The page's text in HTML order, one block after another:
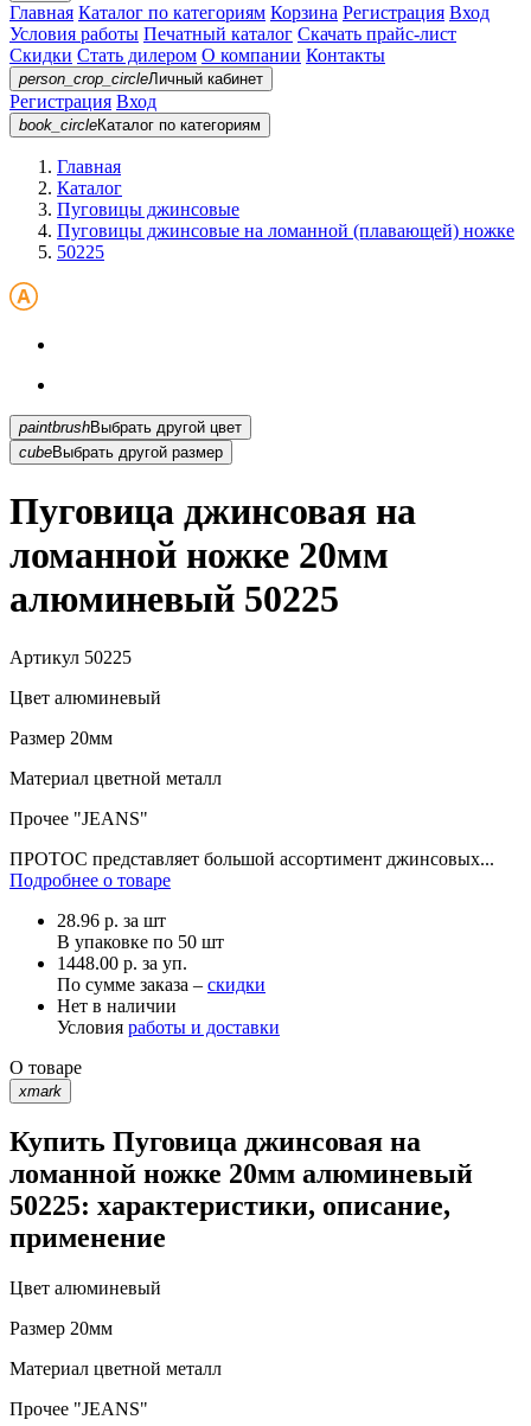
Главная Каталог по категориям Корзина Регистрация Вход
Условия работы Печатный каталог Скачать прайс-лист
Скидки Стать дилером О компании Контакты
person_crop_circleЛичный кабинет
Регистрация Вход
book_circleКаталог по категориям
Главная
Каталог
Пуговицы джинсовые
Пуговицы джинсовые на ломанной (плавающей) ножке
50225
paintbrush
Выбрать другой цвет
cubeВыбрать другой размер
Пуговица джинсовая на
ломанной ножке 20мм
алюминевый 50225
Артикул 50225
Цвет алюминевый
Размер 20мм
Материал цветной металл
Прочее "JEANS"
ПРОТОС представляет большой ассортимент джинсовых...
Подробнее о товаре
28.96 р. за шт
В упаковке по 50 шт
1448.00 р. за уп.
По сумме заказа – скидки
Нет в наличии
Условия работы и доставки
О товаре
xmark
Купить Пуговица джинсовая на
ломанной ножке 20мм алюминевый
50225: характеристики, описание,
применение
Цвет алюминевый
Размер 20мм
Материал цветной металл
Прочее "JEANS"